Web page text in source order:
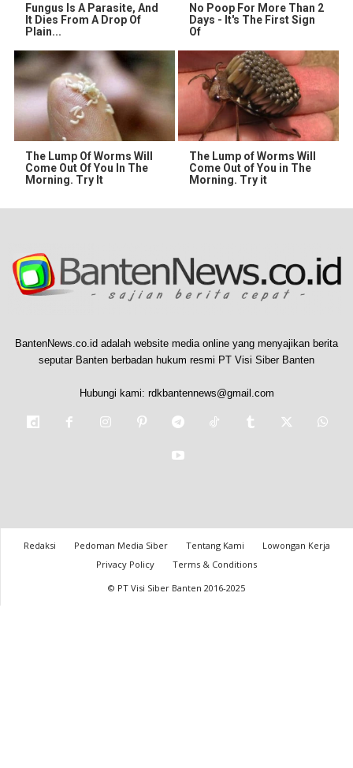
Fungus Is A Parasite, And
It Dies From A Drop Of
Plain...
No Poop For More Than 2
Days - It's The First Sign
Of
The Lump Of Worms Will
Come Out Of You In The
Morning. Try It
The Lump of Worms Will
Come Out of You in The
Morning. Try it
BantenNews.co.id adalah website media online yang menyajikan berita
seputar Banten berbadan hukum resmi PT Visi Siber Banten
Hubungi kami: rdkbantennews@gmail.com
Redaksi Pedoman Media Siber Tentang Kami
Lowongan Kerja
Privacy Policy
Terms & Conditions
© PT Visi Siber Banten 2016-2025